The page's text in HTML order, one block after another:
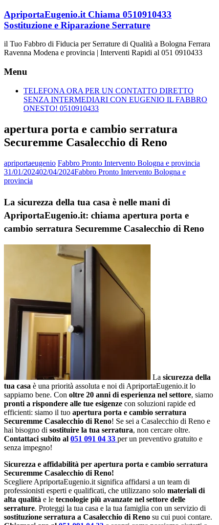
Vai
al
contenuto
ApriportaEugenio.it Chiama 0510910433
Sostituzione e Riparazione Serrature
il Tuo Fabbro di Fiducia per Serrature di Qualità a Bologna Ferrara
Ravenna Modena e provincia | Interventi Rapidi al 051 0910433
Menu
TELEFONA ORA PER UN CONTATTO DIRETTO
SENZA INTERMEDIARI CON EUGENIO IL FABBRO
ONESTO! 0510910433
apertura porta e cambio serratura
Securemme Casalecchio di Reno
apriportaeugenio Fabbro Pronto Intervento Bologna e provincia
31/01/202402/04/2024Fabbro Pronto Intervento Bologna e
provincia
La sicurezza della tua casa è nelle mani di
ApriportaEugenio.it: chiama apertura porta e
cambio serratura Securemme Casalecchio di Reno
La sicurezza della
tua casa è una priorità assoluta e noi di ApriportaEugenio.it lo
sappiamo bene. Con oltre 20 anni di esperienza nel settore, siamo
pronti a rispondere alle tue esigenze con soluzioni rapide ed
efficienti: siamo il tuo apertura porta e cambio serratura
Securemme Casalecchio di Reno! Se sei a Casalecchio di Reno e
hai bisogno di sostituire la tua serratura, non cercare oltre.
Contattaci subito al 051 091 04 33 per un preventivo gratuito e
senza impegno!
Sicurezza e affidabilità per apertura porta e cambio serratura
Securemme Casalecchio di Reno!
Scegliere ApriportaEugenio.it significa affidarsi a un team di
professionisti esperti e qualificati, che utilizzano solo materiali di
alta qualità e le tecnologie più avanzate nel settore delle
serrature. Proteggi la tua casa e la tua famiglia con un servizio di
sostituzione serratura a Casalecchio di Reno su cui puoi contare.